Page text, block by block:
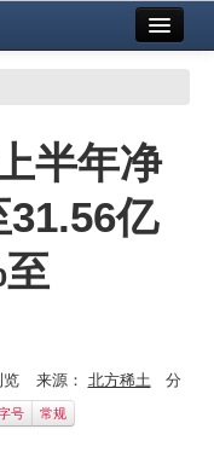
半年净
亿
览 来源： 北方稀土分
号 常规